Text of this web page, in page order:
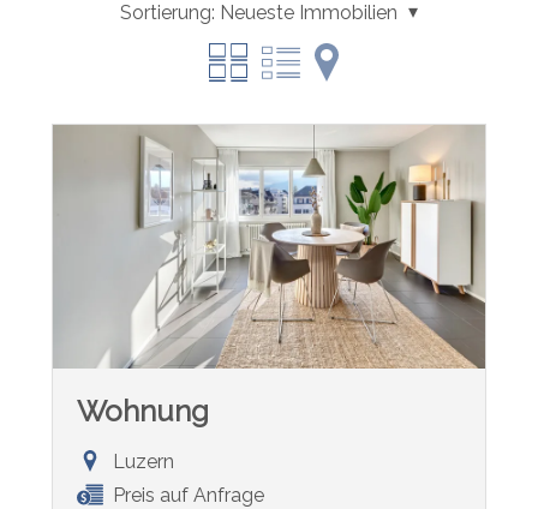
Sortierung: Neueste Immobilien
Wohnung
Luzern
Preis auf Anfrage